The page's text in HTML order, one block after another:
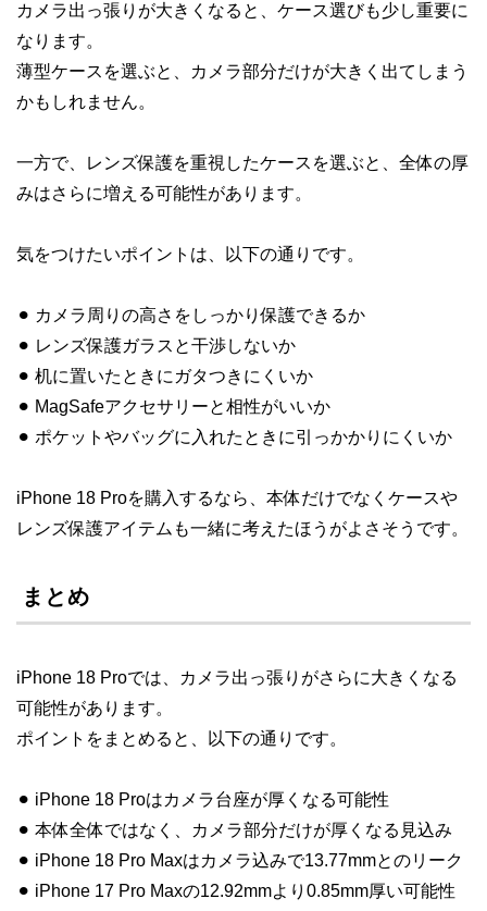
カメラ出っ張りが大きくなると、ケース選びも少し重要に
なります。
薄型ケースを選ぶと、カメラ部分だけが大きく出てしまう
かもしれません。
一方で、レンズ保護を重視したケースを選ぶと、全体の厚
みはさらに増える可能性があります。
気をつけたいポイントは、以下の通りです。
⚫︎ カメラ周りの高さをしっかり保護できるか
⚫︎ レンズ保護ガラスと干渉しないか
⚫︎ 机に置いたときにガタつきにくいか
⚫︎ MagSafeアクセサリーと相性がいいか
⚫︎ ポケットやバッグに入れたときに引っかかりにくいか
iPhone 18 Proを購入するなら、本体だけでなくケースや
レンズ保護アイテムも一緒に考えたほうがよさそうです。
まとめ
iPhone 18 Proでは、カメラ出っ張りがさらに大きくなる
可能性があります。
ポイントをまとめると、以下の通りです。
⚫︎ iPhone 18 Proはカメラ台座が厚くなる可能性
⚫︎ 本体全体ではなく、カメラ部分だけが厚くなる見込み
⚫︎ iPhone 18 Pro Maxはカメラ込みで13.77mmとのリーク
⚫︎ iPhone 17 Pro Maxの12.92mmより0.85mm厚い可能性